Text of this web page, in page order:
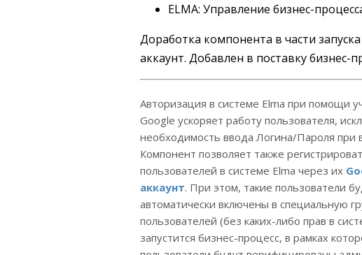
ELMA: Управление бизнес-
Доработка компонента в части
аккаунт. Добавлен в поставку
Авторизация в системе Elma при помощи
Google ускоряет работу пользователя,
необходимость ввода Логина/Пароля при
Компонент позволяет также
пользователей в системе Elma через их
аккаунт. При этом, такие пользователи
автоматически включены в специальную
пользователей (без каких-либо прав в
запустится бизнес-процесс, в рамках